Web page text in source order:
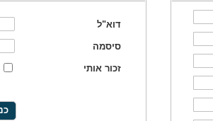
דוא"ל
סיסמה
זכור אותי